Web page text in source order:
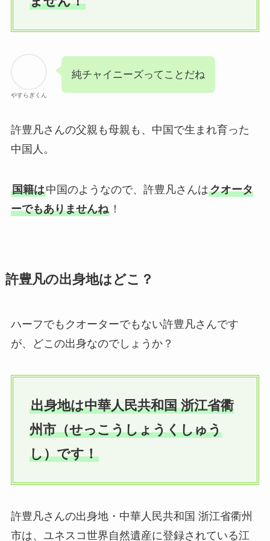
やすらぎくん
純チャイニーズってことだね
許豊凡さんの父親も母親も、中国で生まれ育った
中国人。
国籍は中国のようなので、許豊凡さんはクオータ
ーでもありませんね！
許豊凡の出身地はどこ？
ハーフでもクオーターでもない許豊凡さんです
が、どこの出身なのでしょうか？
出身地は中華人民共和国 浙江省衢
州市（せっこうしょうくしゅう
し）です！
許豊凡さんの出身地・中華人民共和国 浙江省衢州
市は、ユネスコ世界自然遺産に登録されている江